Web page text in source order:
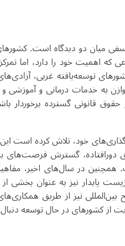
میان دو دیدگاه است.
اهمیت خود را دارد، اما
توسعه‌یافته غربی،
به خدمات درمانی و
قانونی گسترده برخوردار
خود، تلاش کرده است
گسترش فرصت‌های
در سال‌های اخیر،
پایدار نیز به عنوان بخشی
بین‌المللی نیز از طریق
از کشورهای در حال توسعه